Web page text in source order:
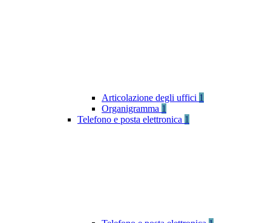
Articolazione degli uffici 1
Organigramma 1
Telefono e posta elettronica 1